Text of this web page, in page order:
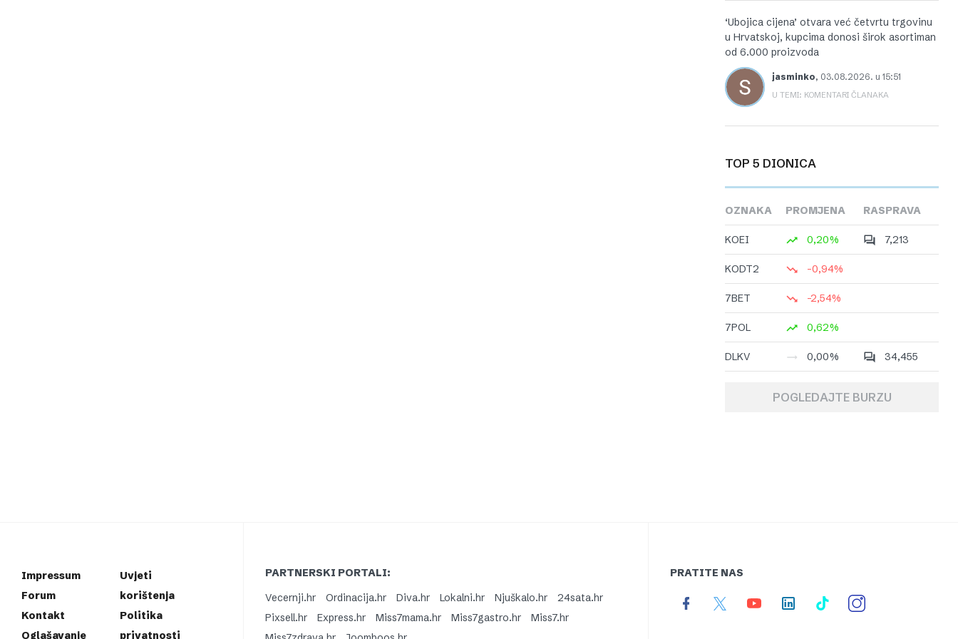
‘Ubojica cijena’ otvara već četvrtu trgovinu
u Hrvatskoj, kupcima donosi širok asortiman
od 6.000 proizvoda
jasminko, 03.08.2026. u 15:51
U TEMI: KOMENTARI ČLANAKA
TOP 5 DIONICA
OZNAKA PROMJENA RASPRAVA
KOEI 0,20% 7,213
KODT2 -0,94%
7BET -2,54%
7POL 0,62%
DLKV 0,00% 34,455
POGLEDAJTE BURZU
Impressum
Forum
Kontakt
Oglašavanje
Uvjeti
korištenja
Politika
privatnosti
PARTNERSKI PORTALI:
Vecernji.hr
Ordinacija.hr Diva.hr Lokalni.hr Njuškalo.hr
24sata.hr
Pixsell.hr
Express.hr Miss7mama.hr Miss7gastro.hr
Miss7.hr
PRATITE NAS